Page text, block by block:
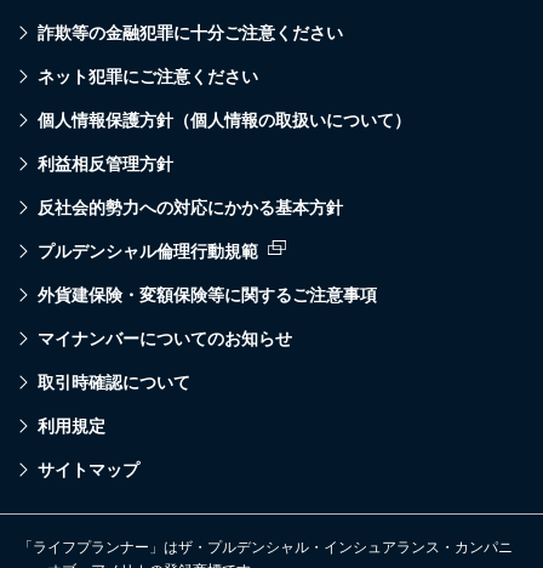
詐欺等の金融犯罪に十分ご注意ください
ネット犯罪にご注意ください
個人情報保護方針（個人情報の取扱いについて）
利益相反管理方針
反社会的勢力への対応にかかる基本方針
プルデンシャル倫理行動規範
外貨建保険・変額保険等に関するご注意事項
マイナンバーについてのお知らせ
取引時確認について
利用規定
サイトマップ
「ライフプランナー」はザ・プルデンシャル・インシュアランス・カンパニ